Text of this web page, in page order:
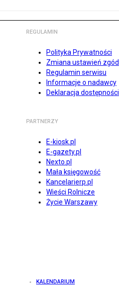
REGULAMIN
Polityka Prywatności
Zmiana ustawień zgód
Regulamin serwisu
Informacje o nadawcy
Deklaracja dostępności
PARTNERZY
E-kiosk.pl
E-gazety.pl
Nexto.pl
Mała księgowość
Kancelarierp.pl
Wieści Rolnicze
Życie Warszawy
KALENDARIUM